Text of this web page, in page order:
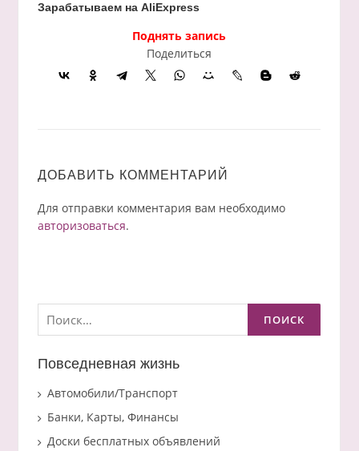
Зарабатываем на AliExpress
Поднять запись
Поделиться
ДОБАВИТЬ КОММЕНТАРИЙ
Для отправки комментария вам необходимо
авторизоваться.
Найти:
Повседневная жизнь
Автомобили/Транспорт
Банки, Карты, Финансы
Доски бесплатных объявлений